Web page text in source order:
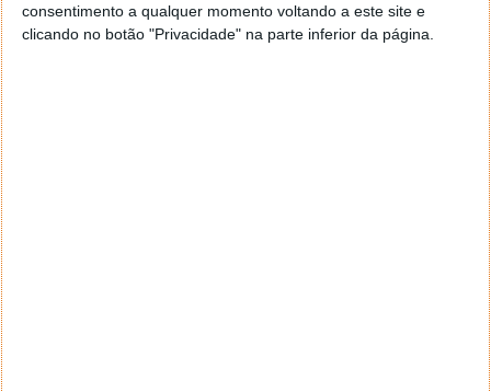
consentimento a qualquer momento voltando a este site e
clicando no botão "Privacidade" na parte inferior da página.